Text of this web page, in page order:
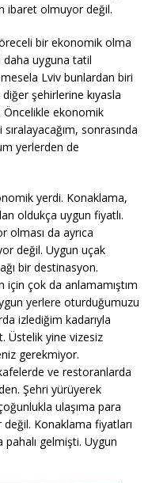
ibaret olmuyor değil.
bir ekonomik olma
daha uyguna tatil
Lviv bunlardan biri
şehirlerine kıyasla
Öncelikle ekonomik
sonrasında
yerlerden de
yerdi. Konaklama,
oldukça uygun fiyatlı.
olması da ayrıca
değil. Uygun uçak
bir destinasyon.
için çok da anlamamıştım
yerlere oturduğumuzu
izlediğim kadarıyla
Üstelik yine vizesiz
gerekmiyor.
ve restoranlarda
Şehri yürüyerek
ulaşıma para
Konaklama fiyatları
pahalı gelmişti. Uygun